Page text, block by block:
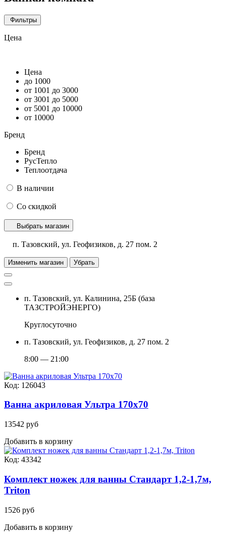
Фильтры
Цена
Цена
до 1000
от 1001 до 3000
от 3001 до 5000
от 5001 до 10000
от 10000
Бренд
Бренд
РусТепло
Теплоотдача
В наличии
Со скидкой
Выбрать магазин
п. Тазовский, ул. Геофизиков, д. 27 пом. 2
Изменить магазин Убрать
п. Тазовский, ул. Калинина, 25Б (база
ТАЗСТРОЙЭНЕРГО)
Круглосуточно
п. Тазовский, ул. Геофизиков, д. 27 пом. 2
8:00 — 21:00
Код: 126043
Ванна акриловая Ультра 170х70
13542 руб
Добавить в корзину
Код: 43342
Комплект ножек для ванны Стандарт 1,2-1,7м,
Triton
1526 руб
Добавить в корзину